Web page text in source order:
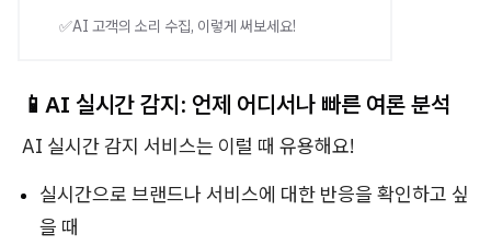
✅AI 고객의 소리 수집, 이렇게 써보세요!
📱 AI 실시간 감지: 언제 어디서나 빠른 여론 분석
AI 실시간 감지 서비스는 이럴 때 유용해요!
실시간으로 브랜드나 서비스에 대한 반응을 확인하고 싶
을 때